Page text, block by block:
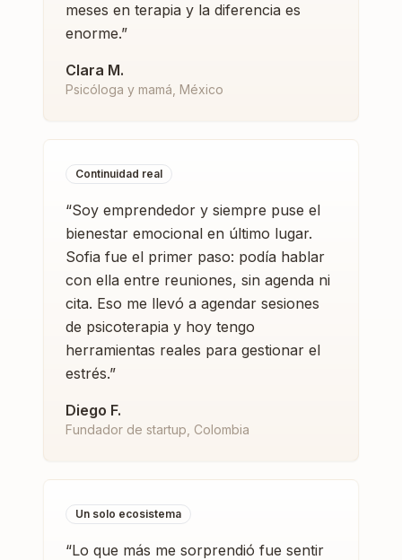
meses en terapia y la diferencia es
enorme.”
Clara M.
Psicóloga y mamá, México
Continuidad real
“Soy emprendedor y siempre puse el
bienestar emocional en último lugar.
Sofia fue el primer paso: podía hablar
con ella entre reuniones, sin agenda ni
cita. Eso me llevó a agendar sesiones
de psicoterapia y hoy tengo
herramientas reales para gestionar el
estrés.”
Diego F.
Fundador de startup, Colombia
Un solo ecosistema
“Lo que más me sorprendió fue sentir